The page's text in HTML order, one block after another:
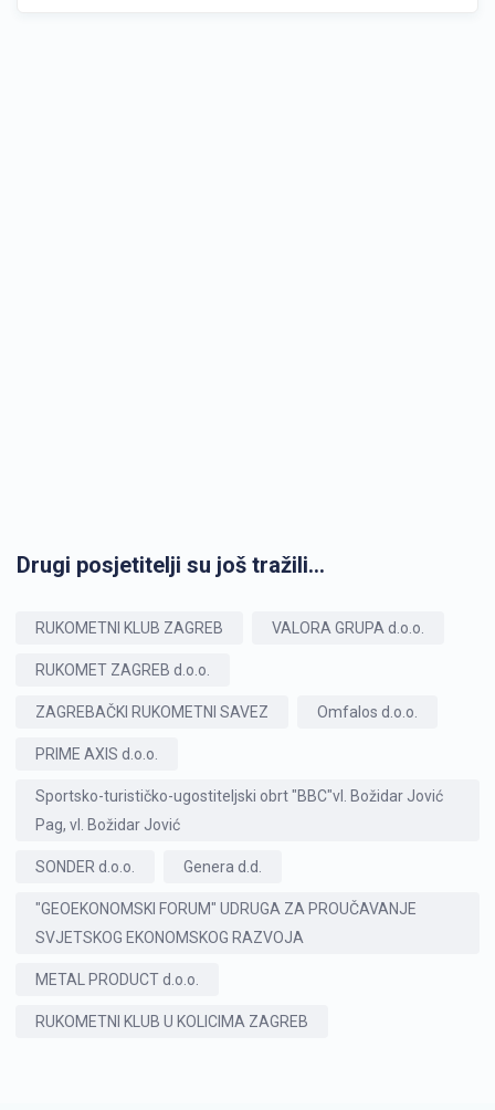
Drugi posjetitelji su još tražili...
RUKOMETNI KLUB ZAGREB VALORA GRUPA d.o.o.
RUKOMET ZAGREB d.o.o.
ZAGREBAČKI RUKOMETNI SAVEZ Omfalos d.o.o.
PRIME AXIS d.o.o.
Sportsko-turističko-ugostiteljski obrt "BBC"vl. Božidar Jović
Pag, vl. Božidar Jović
SONDER d.o.o. Genera d.d.
"GEOEKONOMSKI FORUM" UDRUGA ZA PROUČAVANJE
SVJETSKOG EKONOMSKOG RAZVOJA
METAL PRODUCT d.o.o.
RUKOMETNI KLUB U KOLICIMA ZAGREB